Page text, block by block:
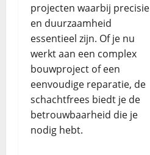
projecten waarbij precisie
en duurzaamheid
essentieel zijn. Of je nu
werkt aan een complex
bouwproject of een
eenvoudige reparatie, de
schachtfrees biedt je de
betrouwbaarheid die je
nodig hebt.